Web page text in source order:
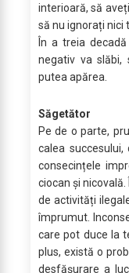
interioară, să
să nu ignorați nici
În a treia
negativ va slăbi,
putea apărea.
Săgetător
Pe de o parte,
calea
consecințele
ciocan și
de activități
împrumut.
care pot duce la
plus, există o
desfășurare a